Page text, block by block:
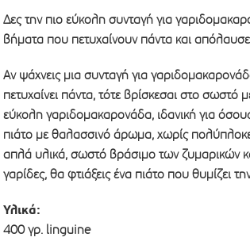
Δες την πιο εύκολη συνταγή για
βήματα που πετυχαίνουν πάντα και
Αν ψάχνεις μια συνταγή για
πετυχαίνει πάντα, τότε βρίσκεσαι στο σωστό
εύκολη γαριδομακαρονάδα, ιδανική για
πιάτο με θαλασσινό άρωμα, χωρίς
απλά υλικά, σωστό βράσιμο των ζυμαρικών
γαρίδες, θα φτιάξεις ένα πιάτο που θυμίζει
Υλικά:
400 γρ. linguine